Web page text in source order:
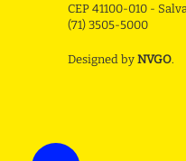
CEP 41100-010 -
(71) 3505-5000
Designed by NVGO.